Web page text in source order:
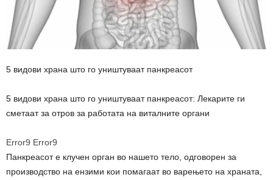
5 видови храна што го уништуваат панкреасот
5 видови храна што го уништуваат панкреасот: Лекарите ги
сметаат за отров за работата на виталните органи
Error9 Error9
Панкреасот е клучен орган во нашето тело, одговорен за
производство на ензими кои помагаат во варењето на храната,